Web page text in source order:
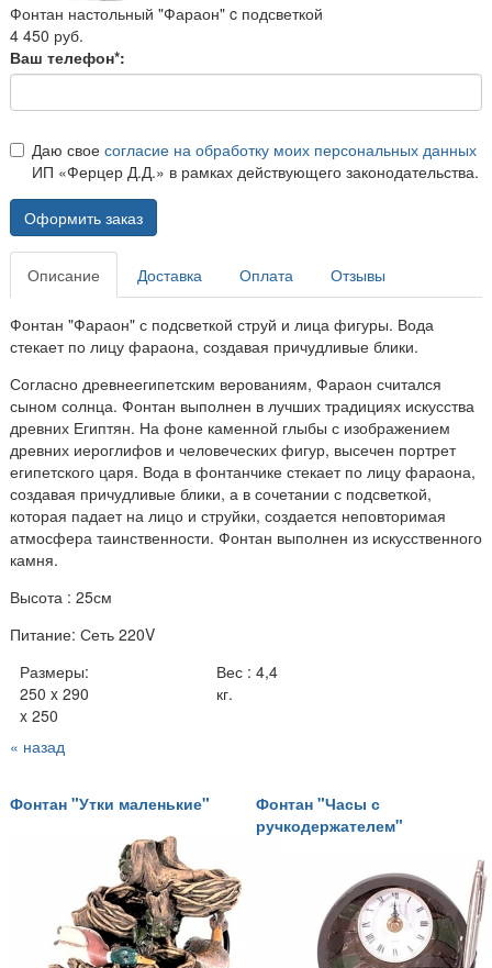
Фонтан настольный "Фараон" c подсветкой
4 450 руб.
Ваш телефон*:
Даю свое согласие на обработку моих персональных данных
ИП «Ферцер Д.Д.» в рамках действующего законодательства.
Оформить заказ
Описание Доставка Оплата Отзывы
Фонтан "Фараон" с подсветкой струй и лица фигуры. Вода
стекает по лицу фараона, создавая причудливые блики.
Согласно древнеегипетским верованиям, Фараон считался
сыном солнца. Фонтан выполнен в лучших традициях искусства
древних Египтян. На фоне каменной глыбы с изображением
древних иероглифов и человеческих фигур, высечен портрет
египетского царя. Вода в фонтанчике стекает по лицу фараона,
создавая причудливые блики, а в сочетании с подсветкой,
которая падает на лицо и струйки, создается неповторимая
атмосфера таинственности. Фонтан выполнен из искусственного
камня.
Высота : 25см
Питание: Сеть 220V
Размеры:
250 x 290
x 250
Вес : 4,4
кг.
« назад
Фонтан "Утки маленькие"
Фонтан "Часы с
ручкодержателем"